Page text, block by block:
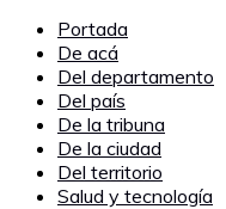
Portada
De acá
Del departamento
Del país
De la tribuna
De la ciudad
Del territorio
Salud y tecnología